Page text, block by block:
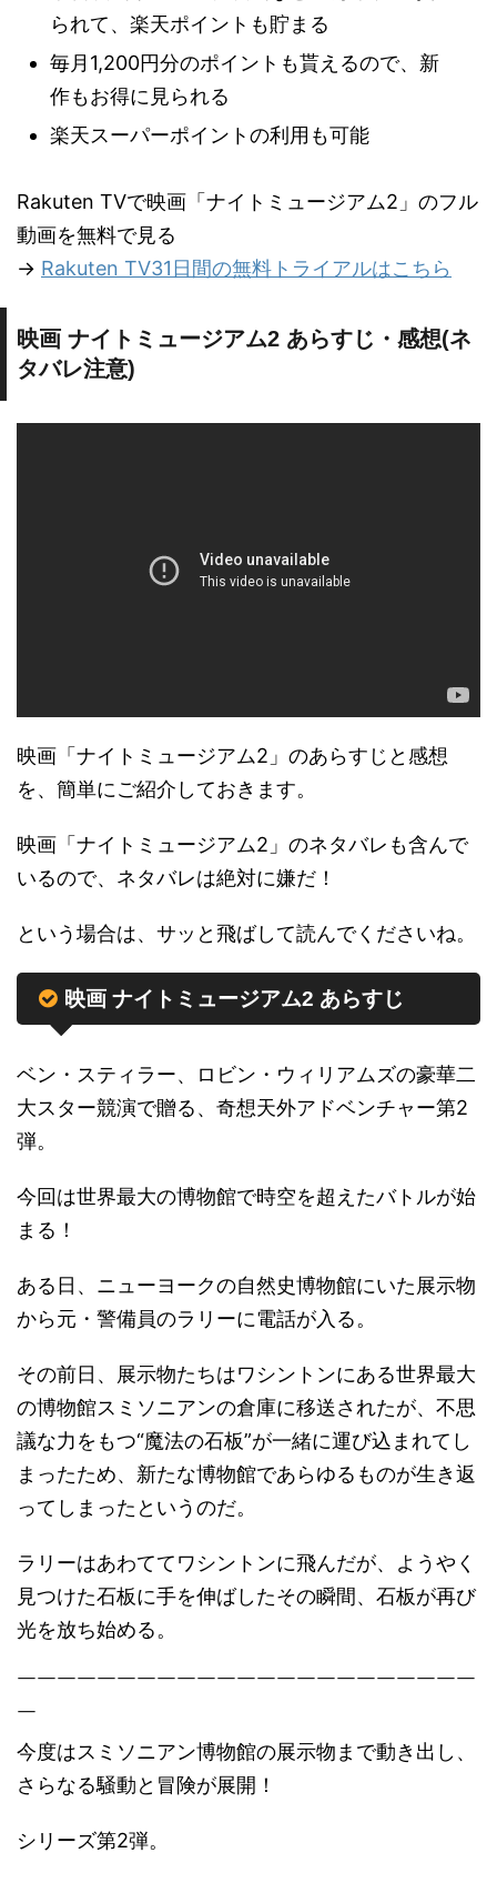
られて、楽天ポイントも貯まる
毎月1,200円分のポイントも貰えるので、新
作もお得に見られる
楽天スーパーポイントの利用も可能
Rakuten TVで映画「ナイトミュージアム2」のフル
動画を無料で見る
→ Rakuten TV31日間の無料トライアルはこちら
映画 ナイトミュージアム2 あらすじ・感想(ネ
タバレ注意)
映画「ナイトミュージアム2」のあらすじと感想
を、簡単にご紹介しておきます。
映画「ナイトミュージアム2」のネタバレも含んで
いるので、ネタバレは絶対に嫌だ！
という場合は、サッと飛ばして読んでくださいね。
映画 ナイトミュージアム2 あらすじ
ベン・スティラー、ロビン・ウィリアムズの豪華二
大スター競演で贈る、奇想天外アドベンチャー第2
弾。
今回は世界最大の博物館で時空を超えたバトルが始
まる！
ある日、ニューヨークの自然史博物館にいた展示物
から元・警備員のラリーに電話が入る。
その前日、展示物たちはワシントンにある世界最大
の博物館スミソニアンの倉庫に移送されたが、不思
議な力をもつ“魔法の石板”が一緒に運び込まれてし
まったため、新たな博物館であらゆるものが生き返
ってしまったというのだ。
ラリーはあわててワシントンに飛んだが、ようやく
見つけた石板に手を伸ばしたその瞬間、石板が再び
光を放ち始める。
￣￣￣￣￣￣￣￣￣￣￣￣￣￣￣￣￣￣￣￣￣￣￣
￣
今度はスミソニアン博物館の展示物まで動き出し、
さらなる騒動と冒険が展開！
シリーズ第2弾。